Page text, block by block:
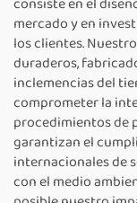
mercado y en
los clientes.
duraderos,
inclemencias del
comprometer la
procedimientos de
garantizan el
internacionales de
con el medio